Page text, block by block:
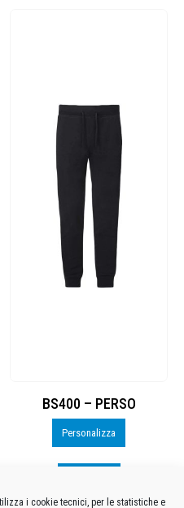
i cookie tecnici, per le statistiche e
BS400 – PERSO
Personalizza